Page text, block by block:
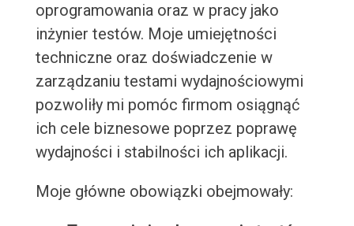
oprogramowania oraz w pracy jako
inżynier testów. Moje umiejętności
techniczne oraz doświadczenie w
zarządzaniu testami wydajnościowymi
pozwoliły mi pomóc firmom osiągnąć
ich cele biznesowe poprzez poprawę
wydajności i stabilności ich aplikacji.
Moje główne obowiązki obejmowały: